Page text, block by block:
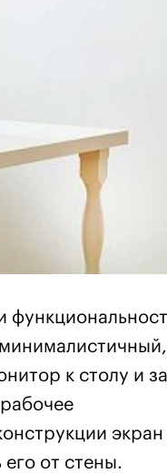
к столу и за
экран
от стены.